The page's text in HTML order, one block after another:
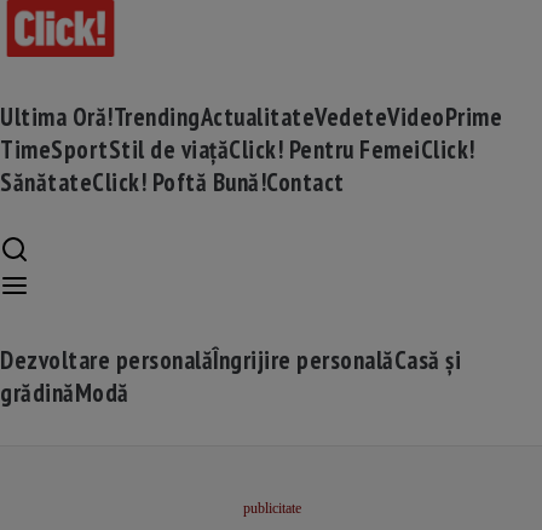
Ultima Oră!TrendingActualitateVedeteVideoPrime
TimeSportStil de viațăClick! Pentru FemeiClick!
SănătateClick! Poftă Bună!Contact
Dezvoltare personalăÎngrijire personalăCasă și
grădinăModă